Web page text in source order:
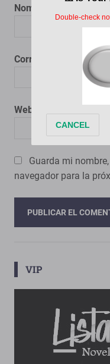
Nombre
Correo electrónico
Web
Guarda mi
navegador para la
VIP